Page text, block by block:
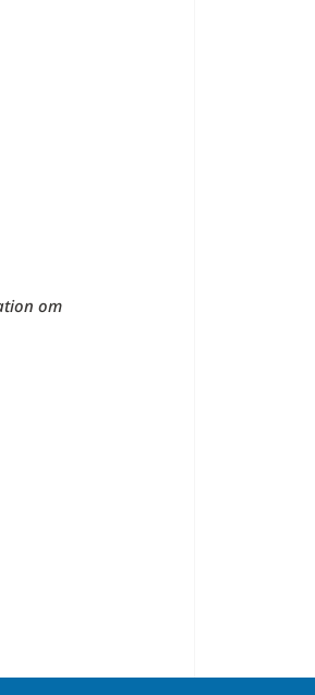
om